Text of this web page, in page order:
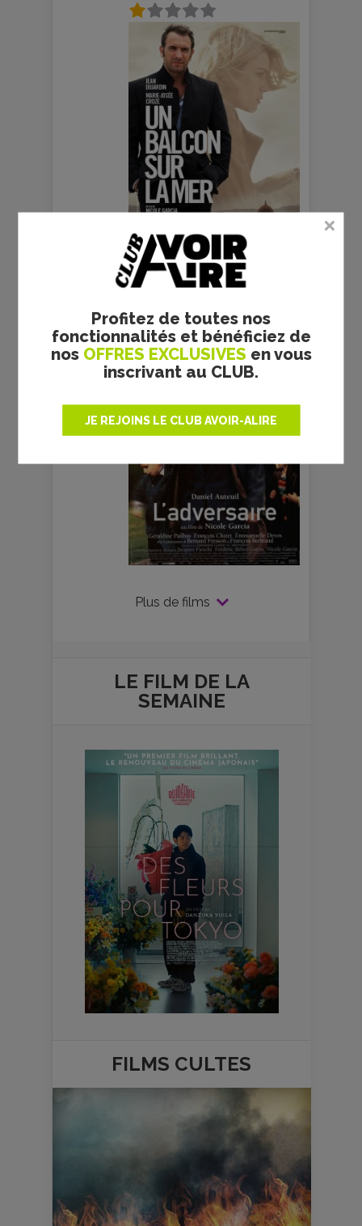
Profitez de toutes nos
fonctionnalités et bénéficiez de
nos OFFRES EXCLUSIVES en vous
inscrivant au CLUB.
JE REJOINS LE CLUB AVOIR-ALIRE
L’ADVERSAIRE - NICOLE
Plus de films
LE FILM DE LA
SEMAINE
FILMS CULTES